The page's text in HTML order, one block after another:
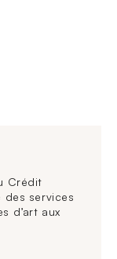
Crédit
des services
d’art aux